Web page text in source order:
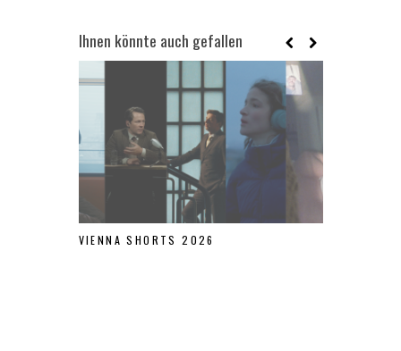
Ihnen könnte auch gefallen
VIENNA SHORTS 2026